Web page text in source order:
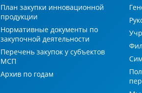
План закупки инновационной
продукции
Нормативные документы по
закупочной деятельности
Перечень закупок у субъектов
МСП
Архив по годам